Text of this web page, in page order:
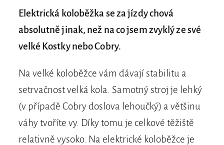
Elektrická koloběžka se za jízdy chová
absolutně jinak, než na co jsem zvyklý ze své
velké Kostky nebo Cobry.
Na velké koloběžce vám dávají stabilitu a
setrvačnost velká kola. Samotný stroj je lehký
(v případě Cobry doslova lehoučký) a většinu
váhy tvoříte vy. Díky tomu je celkové těžiště
relativně vysoko. Na elektrické koloběžce je